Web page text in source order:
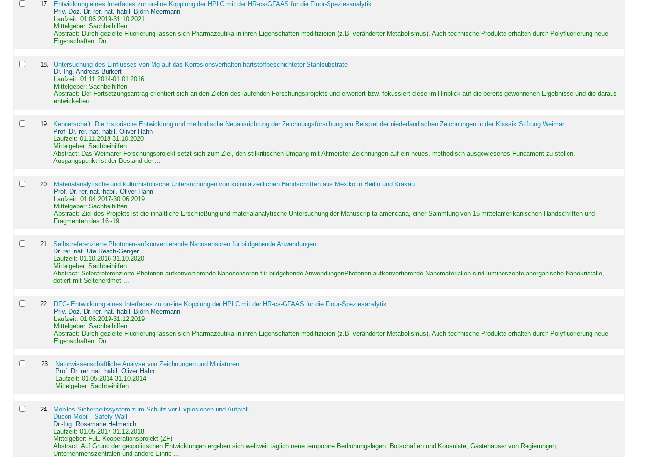
17.
Entwicklung eines Interfaces zur on-line Kopplung der HPLC mit der HR-cs-GFAAS für die Fluor-Speziesanalytik
Priv.-Doz. Dr. rer. nat. habil. Björn Meermann
Laufzeit: 01.06.2019-31.10.2021
Mittelgeber: Sachbeihilfen
Abstract: Durch gezielte Fluorierung lassen sich Pharmazeutika in ihren Eigenschaften modifizieren (z.B. veränderter Metabolismus). Auch technische Produkte erhalten durch Polyfluorierung neue
Eigenschaften. Du ...
18
Untersuchung des Einflusses von Mg auf das Korrosionsverhalten hartstoffbeschichteter Stahlsubstrate
Dr.-Ing. Andreas Burkert
Laufzeit: 01.11.2014-01.01.2016
Mittelgeber: Sachbeihilfen
Abstract: Der Fortsetzungsantrag orientiert sich an den Zielen des laufenden Forschungsprojekts und erweitert bzw. fokussiert diese im Hinblick auf die bereits gewonnenen Ergebnisse und die daraus
entwickelten ...
19.
Kennerschaft. Die historische Entwicklung und methodische Neuausrichtung der Zeichnungsforschung am Beispiel der niederländischen Zeichnungen in der Klassik Stiftung Weimar
Prof. Dr. rer. nat. habil. Oliver Hahn
Laufzeit: 01.11.2018-31.10.2020
Mittelgeber: Sachbeihilfen
Abstract: Das Weimarer Forschungsprojekt setzt sich zum Ziel, den stilkritischen Umgang mit Altmeister-Zeichnungen auf ein neues, methodisch ausgewiesenes Fundament zu stellen.
Ausgangspunkt ist der Bestand der ...
20
Materialanalytische und kulturhistorische Untersuchungen von kolonialzeitlichen Handschriften aus Mexiko in Berlin und Krakau
Prof. Dr. rer. nat. habil. Oliver Hahn
Laufzeit: 01.04.2017-30.06.2019
Mittelgeber: Sachbeihilfen
Abstract: Ziel des Projekts ist die inhaltliche Erschließung und materialanalytische Untersuchung der Manuscrip-ta americana, einer Sammlung von 15 mittelamerikanischen Handschriften und
Fragmenten des 16.-19. ...
21.
Selbstreferenzierte Photonen-aufkonvertierende Nanosensoren für bildgebende Anwendungen
Dr. rer. nat. Ute Resch-Genger
Laufzeit: 01.10.2016-31.10.2020
Mittelgeber: Sachbeihilfen
Abstract:Selbstreferenzierte Photonen-aufkonvertierende Nanosensoren für bildgebende AnwendungenPhotonen-aufkonvertierende Nanomaterialien sind lumineszente anorganische Nanokristalle,
dotiert mit Seltenerdmet ...
22
DFG- Entwicklung eines Interfaces zu on-line Kopplung der HPLC mit der HR-cs-GFAAS für die Flour-Speziesanalytik
Priv.-Doz. Dr. rer. nat. habil. Björn Meermann
Laufzeit: 01.06.2019-31.12.2019
Mittelgeber: Sachbeihilfen
Abstract: Durch gezielte Fluorierung lassen sich Pharmazeutika in ihren Eigenschaften modifizieren (z.B. veränderter Metabolismus). Auch technische Produkte erhalten durch Polyfluorierung neue
Eigenschaften. Du ...
23.
Naturwissenschaftliche Analyse von Zeichnungen und Miniaturen
Prof. Dr. rer. nat. habil. Oliver Hahn
Laufzeit: 01.05.2014-31.10.2014
Mittelgeber: Sachbeihilfen
24.
Mobiles Sicherheitssystem zum Schutz vor Explosionen und Aufprall
Ducon Mobil - Safety Wall
Dr.-Ing. Rosemarie Helmerich
Laufzeit: 01.05.2017-31.12.2018
Mittelgeber: FuE-Kooperationsprojekt (ZF)
Abstract:Auf Grund der geopolitischen Entwicklungen ergeben sich weltweit täglich neue temporäre Bedrohungslagen. Botschaften und Konsulate, Gästehäuser von Regierungen,
Unternehmenszentralen und andere Einric ...